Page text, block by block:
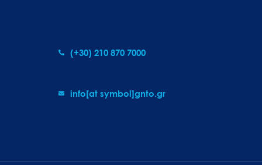
(+30) 210 870 7000
info[at symbol]gnto.gr